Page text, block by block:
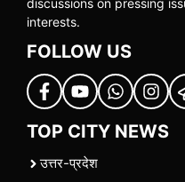
discussions on pressing
interests.
FOLLOW US
TOP CITY NEWS
उत्तर-प्रदेश